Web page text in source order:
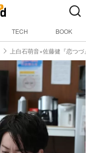
TECH BOOK
上白石萌音×佐藤健『恋つ